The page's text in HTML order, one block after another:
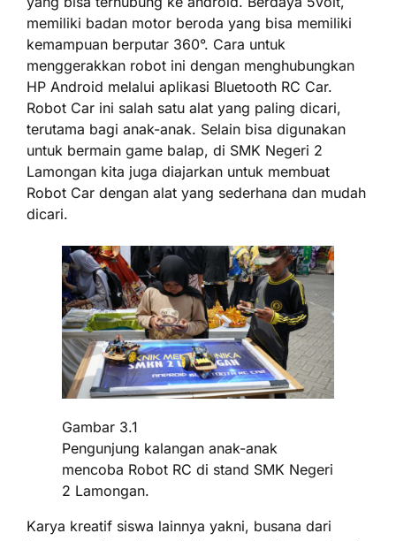
memiliki badan motor beroda yang bisa memiliki
kemampuan berputar 360°. Cara untuk
menggerakkan robot ini dengan menghubungkan
HP Android melalui aplikasi Bluetooth RC Car.
Robot Car ini salah satu alat yang paling dicari,
terutama bagi anak-anak. Selain bisa digunakan
untuk bermain game balap, di SMK Negeri 2
Lamongan kita juga diajarkan untuk membuat
Robot Car dengan alat yang sederhana dan mudah
dicari.
Gambar 3.1
Pengunjung kalangan anak-anak
mencoba Robot RC di stand SMK Negeri
2 Lamongan.
Karya kreatif siswa lainnya yakni, busana dari